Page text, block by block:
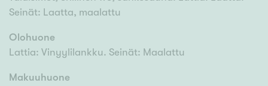
Seinät: Laatta, maalattu
Olohuone
Lattia: Vinyylilankku. Seinät: Maalattu
Makuuhuone